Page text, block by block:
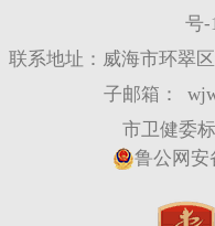
号-
联系地址：威海市环翠
子邮箱：
市卫健委
鲁公网安